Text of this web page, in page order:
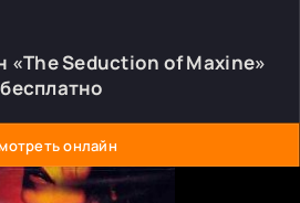
«The Seduction of Maxine»
бесплатно
онлайн